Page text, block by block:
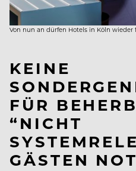
Von nun an dürfen Hotels in Köln wieder
KEINE
FÜR
“NICHT
GÄSTEN